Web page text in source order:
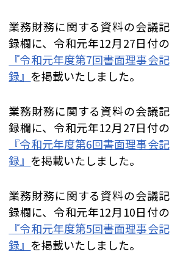
業務財務に関する資料の会議記
録欄に、令和元年12月27日付の
『令和元年度第7回書面理事会記
録』 を掲載いたしました。
業務財務に関する資料の会議記
録欄に、令和元年12月27日付の
『令和元年度第6回書面理事会記
録』 を掲載いたしました。
業務財務に関する資料の会議記
録欄に、令和元年12月10日付の
『令和元年度第5回書面理事会記
録』 を掲載いたしました。